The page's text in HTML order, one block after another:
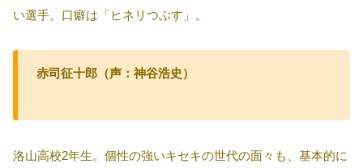
い選手。口癖は「ヒネリつぶす」。
赤司征十郎（声：神谷浩史）
洛山高校2年生。個性の強いキセキの世代の面々も、基本的に